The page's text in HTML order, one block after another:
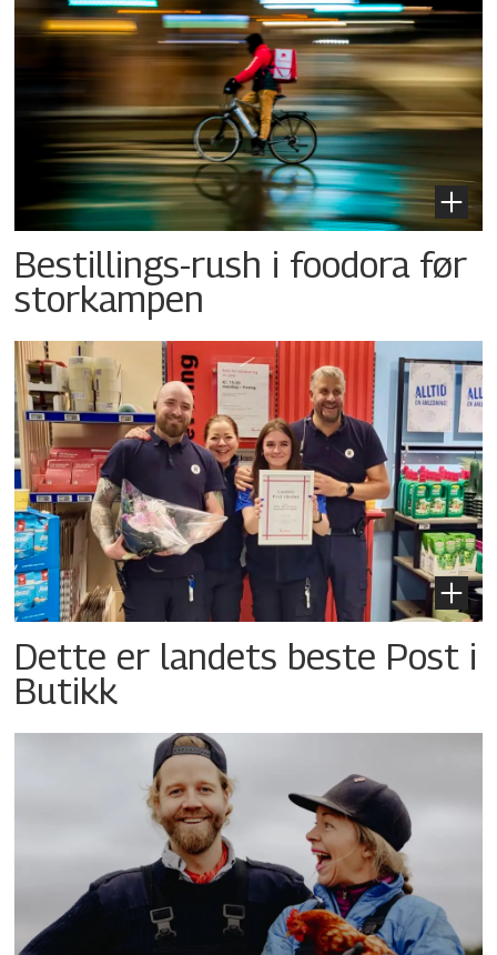
Bestillings-rush i foodora før
storkampen
Dette er landets beste Post i
Butikk